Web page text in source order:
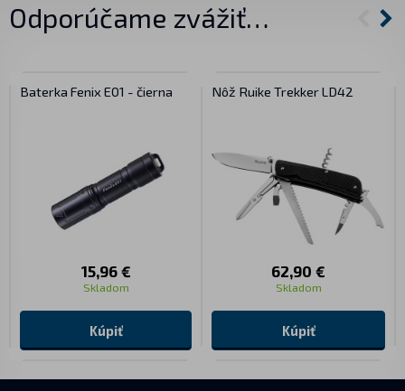
Odporúčame zvážiť…
Baterka Fenix E01 - čierna
15,96 €
Skladom
Kúpiť
Nôž Ruike Trekker LD42
62,90 €
Skladom
Kúpiť